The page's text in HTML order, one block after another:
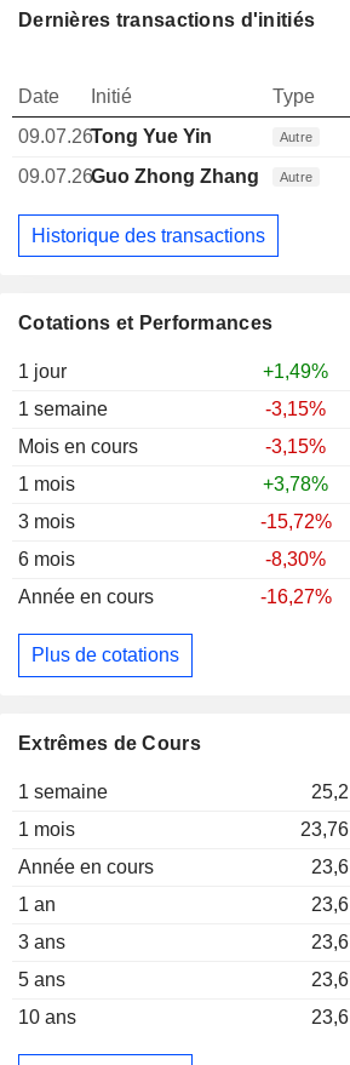
Cotations et Performances
1 jour
+1,49%
1 semaine
-3,15%
Mois en cours
-3,15%
1 mois
+3,78%
3 mois
-15,72%
6 mois
-8,30%
Année en cours
-16,27%
Plus de cotations
Extrêmes de Cours
1 semaine 25,2
1 mois
23,76
Année en cours
23,6
1 an
23,6
3 ans
23,6
5 ans
23,6
10 ans
23,6
Dernières transactions d'initiés
Date Initié Type
09.07.26Tong Yue Yin Autre
09.07.26Guo Zhong Zhang Autre
Historique des transactions